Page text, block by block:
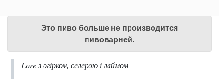
Это пиво больше не производится
пивоварней.
Lore з огірком, селерою і лаймом